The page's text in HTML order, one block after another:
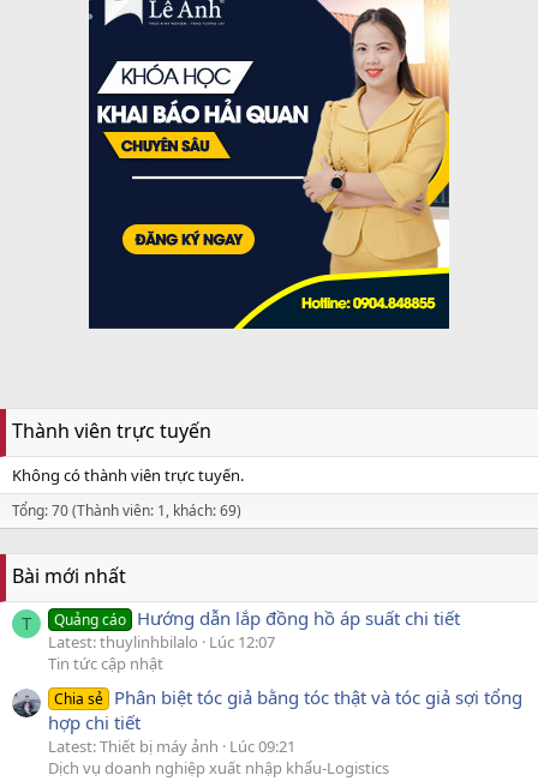
Thành viên trực tuyến
Không có thành viên trực tuyến.
Tổng: 70 (Thành viên: 1, khách: 69)
Bài mới nhất
T Quảng cáo Hướng dẫn lắp đồng hồ áp suất chi tiết
Latest: thuylinhbilalo
Lúc 12:07
Tin tức cập nhật
Chia sẻ Phân biệt tóc giả bằng tóc thật và tóc giả sợi tổng
hợp chi tiết
Latest: Thiết bị máy ảnh
Lúc 09:21
Dịch vụ doanh nghiệp xuất nhập khẩu-Logistics